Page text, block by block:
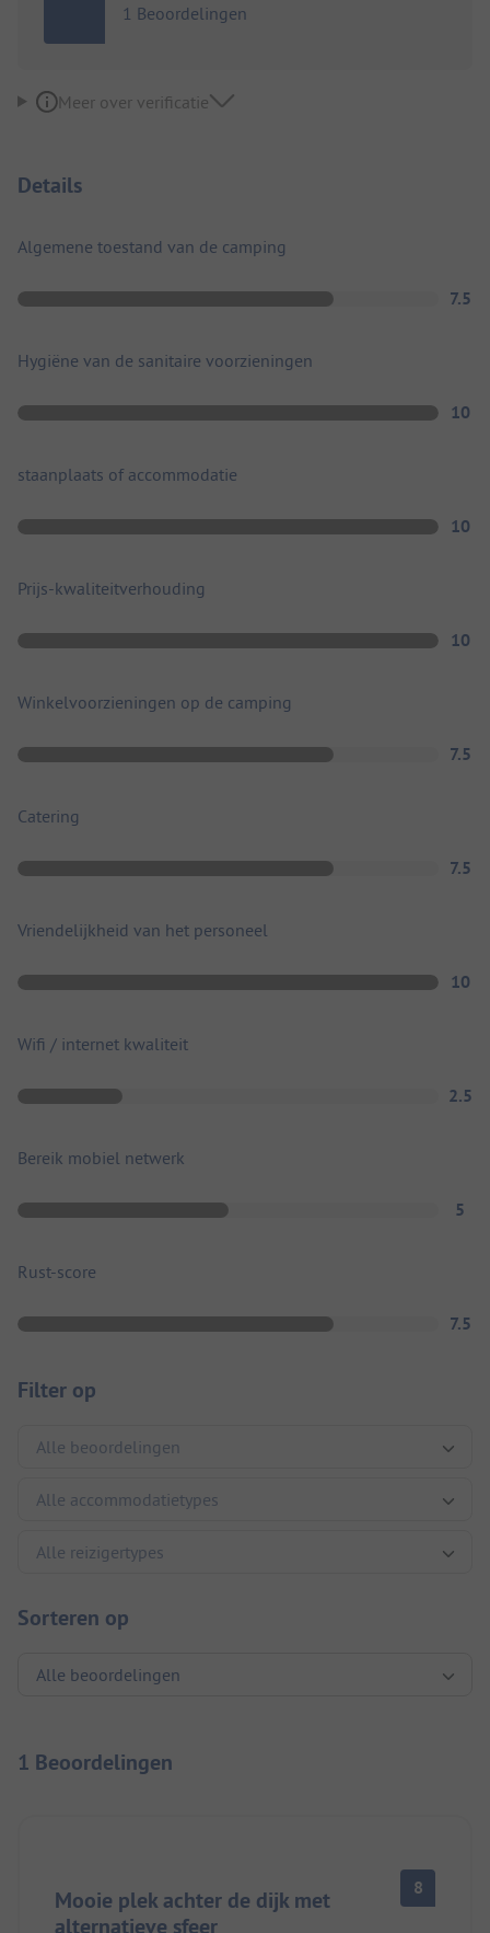
1 Beoordelingen
Meer over verificatie
Details
Algemene toestand van de camping
7.5
Hygiëne van de sanitaire voorzieningen
10
staanplaats of accommodatie
10
Prijs-kwaliteitverhouding
10
Winkelvoorzieningen op de camping
7.5
Catering
7.5
Vriendelijkheid van het personeel
10
Wifi / internet kwaliteit
2.5
Bereik mobiel netwerk
5
Rust-score
7.5
Filter op
Sorteren op
1 Beoordelingen
Mooie plek achter de dijk met
alternatieve sfeer
8